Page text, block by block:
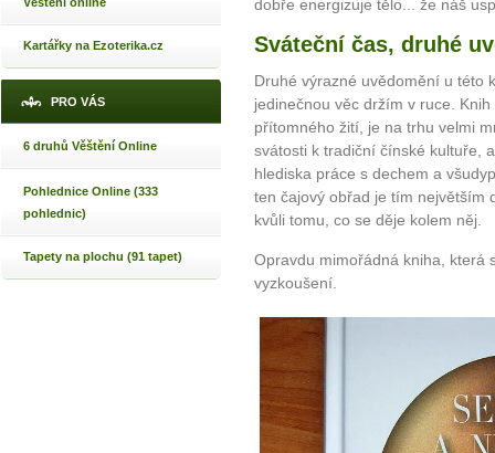
Kartářky na Ezoterika.cz
PRO VÁS
6 druhů Věštění Online
Pohlednice Online (333
pohlednic)
Tapety na plochu (91 tapet)
dobře energizuje tělo... že náš
Sváteční čas, druhé
Druhé výrazné uvědomění u této
jedinečnou věc držím v ruce.
přítomného žití, je na trhu velmi
svátosti k tradiční čínské kultuře,
hlediska práce s dechem a
ten čajový obřad je tím největším
kvůli tomu, co se děje kolem něj.
Opravdu mimořádná kniha, která
vyzkoušení.